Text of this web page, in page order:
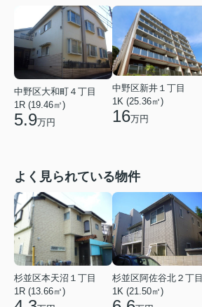
中野区大和町４丁目
1R (19.46㎡)
5.9万円
中野区新井１丁目
1K (25.36㎡)
16万円
よく見られている物件
杉並区本天沼１丁目
1R (13.66㎡)
杉並区阿佐谷北２丁目
1K (21.50㎡)